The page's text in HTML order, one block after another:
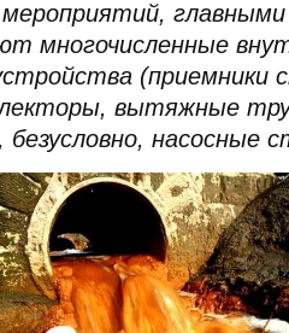
многочисленные
(приемники
вытяжные
насосные